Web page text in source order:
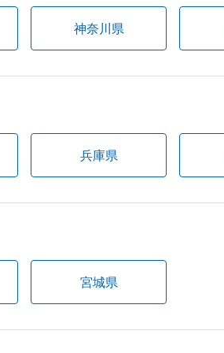
神奈川県
兵庫県
宮城県